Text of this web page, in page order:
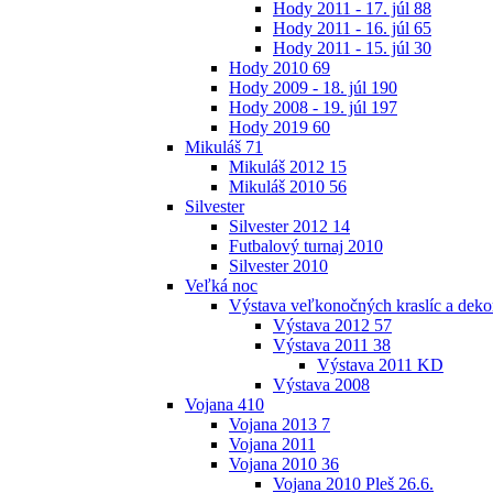
Hody 2011 - 17. júl 88
Hody 2011 - 16. júl 65
Hody 2011 - 15. júl 30
Hody 2010 69
Hody 2009 - 18. júl 190
Hody 2008 - 19. júl 197
Hody 2019 60
Mikuláš 71
Mikuláš 2012 15
Mikuláš 2010 56
Silvester
Silvester 2012 14
Futbalový turnaj 2010
Silvester 2010
Veľká noc
Výstava veľkonočných kraslíc a
Výstava 2012 57
Výstava 2011 38
Výstava 2011 KD
Výstava 2008
Vojana 410
Vojana 2013 7
Vojana 2011
Vojana 2010 36
Vojana 2010 Pleš 26.6.